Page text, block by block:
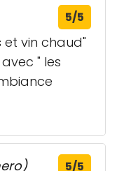
5/5
et vin chaud"
" les
5/5